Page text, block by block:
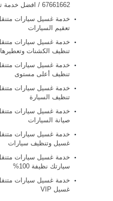
67661662 / افضل خدمة تنظيف
تعقيم السيارات
تنظيف الكشنات وتعطيرها
تنظيف أعلى مستوى
تنظيف السيارة
صيانة السيارات
غسيل وتنظيف سيارات
سيارتك نظيفة 100%
غسيل VIP